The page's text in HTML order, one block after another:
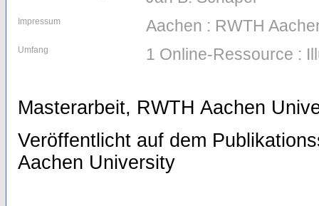
Impressum Aachen : RWTH
Umfang 1 Online-Ressource :
Masterarbeit, RWTH Aachen
Veröffentlicht auf dem
Aachen University